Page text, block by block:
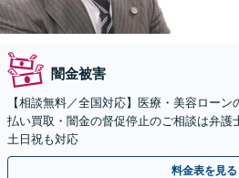
闇金被害
【相談無料／全国対応】医療・美容ロー
払い買取・闇金の督促停止のご相談は弁護
土日祝も対応
料金表を見る